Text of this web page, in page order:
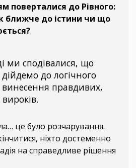
поверталися до Рівного:
ближче до істини чи що
ми сподівалися, що
до логічного
правдивих,
це було розчарування.
ніхто достеменно
на справедливе рішення